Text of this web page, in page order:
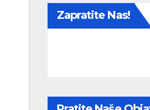
Zapratite Nas!